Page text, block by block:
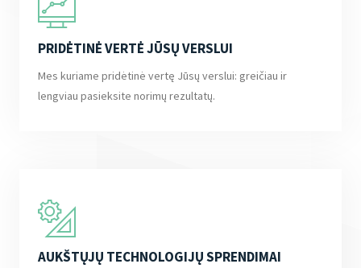
PRIDĖTINĖ VERTĖ JŪSŲ VERSLUI
Mes kuriame pridėtinė vertę Jūsų verslui: greičiau ir
lengviau pasieksite norimų rezultatų.
AUKŠTŲJŲ TECHNOLOGIJŲ SPRENDIMAI